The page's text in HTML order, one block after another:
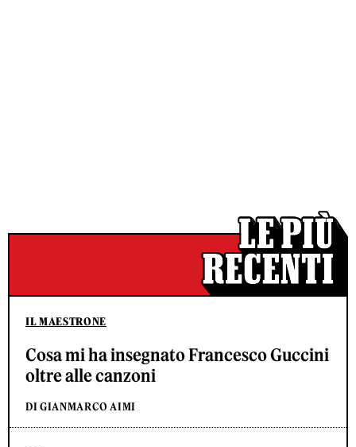
IL MAESTRONE
Cosa mi ha insegnato Francesco Guccini
oltre alle canzoni
DI GIANMARCO AIMI